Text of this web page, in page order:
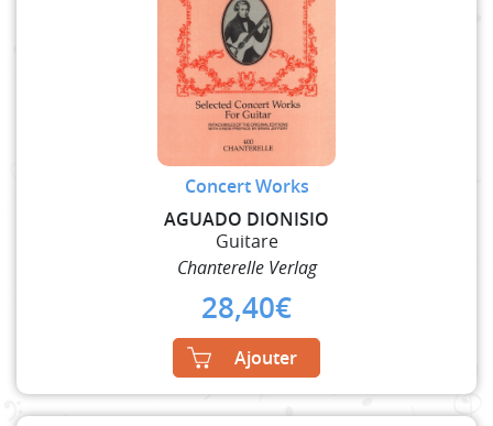
Concert Works
AGUADO DIONISIO
Guitare
Chanterelle Verlag
28,40€
Ajouter